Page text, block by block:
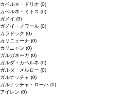
カベルネ・ドリオ (0)
カベルネ・ミトス (0)
ガメイ (0)
ガメイ・ノワール (0)
カラドック (0)
カリニェーナ (0)
カリニャン (0)
ガルガネーガ (0)
ガルダ・カベルネ (0)
ガルダ・メルロー (0)
ガルナッチャ (0)
ガルナッチャ・ローハ (0)
アイレン (0)